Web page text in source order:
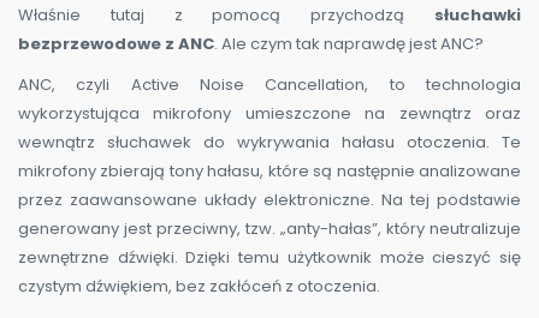
Właśnie tutaj z pomocą przychodzą słuchawki
bezprzewodowe z ANC. Ale czym tak naprawdę jest ANC?
ANC, czyli Active Noise Cancellation, to technologia
wykorzystująca mikrofony umieszczone na zewnątrz oraz
wewnątrz słuchawek do wykrywania hałasu otoczenia. Te
mikrofony zbierają tony hałasu, które są następnie analizowane
przez zaawansowane układy elektroniczne. Na tej podstawie
generowany jest przeciwny, tzw. „anty-hałas”, który neutralizuje
zewnętrzne dźwięki. Dzięki temu użytkownik może cieszyć się
czystym dźwiękiem, bez zakłóceń z otoczenia.